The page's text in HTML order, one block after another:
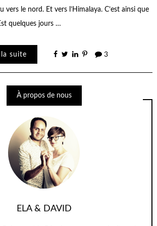
vers le nord. Et vers l’Himalaya. C’est ainsi que
quelques jours …
la suite 3
À propos de nous
ELA & DAVID